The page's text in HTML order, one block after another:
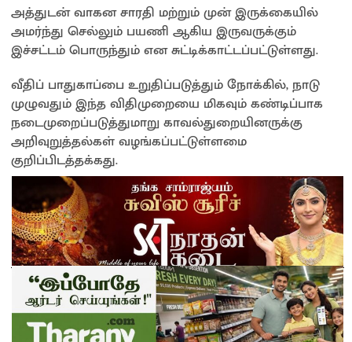
அத்துடன் வாகன சாரதி மற்றும் முன் இருக்கையில்
அமர்ந்து செல்லும் பயணி ஆகிய இருவருக்கும்
இச்சட்டம் பொருந்தும் என சுட்டிக்காட்டப்பட்டுள்ளது.
வீதிப் பாதுகாப்பை உறுதிப்படுத்தும் நோக்கில், நாடு
முழுவதும் இந்த விதிமுறையை மிகவும் கண்டிப்பாக
நடைமுறைப்படுத்துமாறு காவல்துறையினருக்கு
அறிவுறுத்தல்கள் வழங்கப்பட்டுள்ளமை
குறிப்பிடத்தக்கது.